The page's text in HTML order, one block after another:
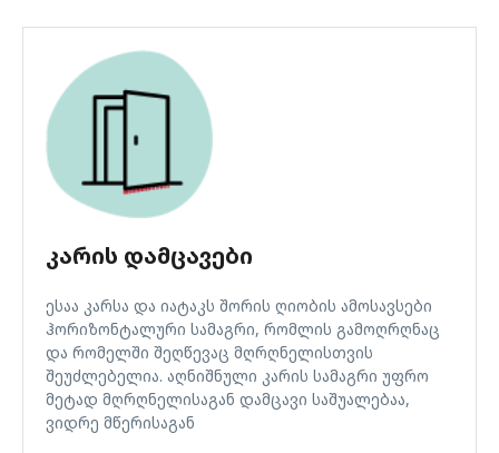
ᲙᲐᲠᲘᲡ ᲓᲐᲛᲪᲐᲕᲔᲑᲘ
ესაა კარსა და იატაკს შორის ღიობის ამოსავსები
ჰორიზონტალური სამაგრი, რომლის გამოღრღნაც
და რომელში შეღწევაც მღრღნელისთვის
შეუძლებელია. აღნიშნული კარის სამაგრი უფრო
მეტად მღრღნელისაგან დამცავი საშუალებაა,
ვიდრე მწერისაგან